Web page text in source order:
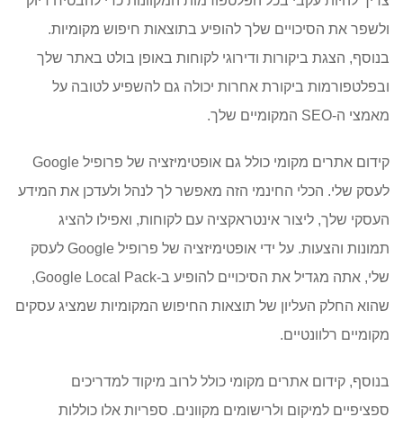
ולשפר את הסיכויים שלך להופיע בתוצאות חיפוש מקומיות.
בנוסף, הצגת ביקורות ודירוגי לקוחות באופן בולט באתר שלך
ובפלטפורמות ביקורת אחרות יכולה גם להשפיע לטובה על
מאמצי ה-SEO המקומיים שלך.
קידום אתרים מקומי כולל גם אופטימיזציה של פרופיל Google
לעסק שלי. הכלי החינמי הזה מאפשר לך לנהל ולעדכן את המידע
העסקי שלך, ליצור אינטראקציה עם לקוחות, ואפילו להציג
תמונות והצעות. על ידי אופטימיזציה של פרופיל Google לעסק
שלי, אתה מגדיל את הסיכויים להופיע ב-Google Local Pack,
שהוא החלק העליון של תוצאות החיפוש המקומיות שמציג עסקים
מקומיים רלוונטיים.
בנוסף, קידום אתרים מקומי כולל לרוב מיקוד למדריכים
ספציפיים למיקום ולרישומים מקוונים. ספריות אלו כוללות